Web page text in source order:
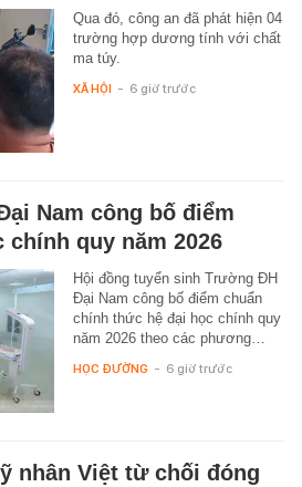
Qua đó, công an đã phát hiện 04
trường hợp dương tính với chất
ma túy.
XÃ HỘI - 6 giờ trước
Nam công bố điểm
chính quy năm 2026
Hội đồng tuyển sinh Trường ĐH
Đại Nam công bố điểm chuẩn
chính thức hệ đại học chính quy
năm 2026 theo các phương…
HỌC ĐƯỜNG - 6 giờ trước
nhân Việt từ chối đóng